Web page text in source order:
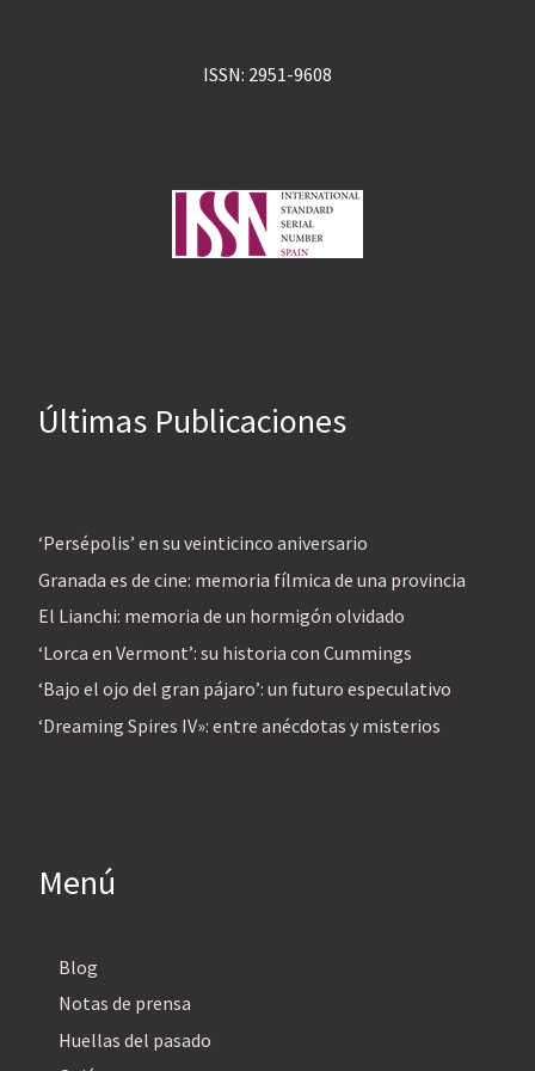
ISSN: 2951-9608
Últimas Publicaciones
‘Persépolis’ en su veinticinco aniversario
Granada es de cine: memoria fílmica de una provincia
El Lianchi: memoria de un hormigón olvidado
‘Lorca en Vermont’: su historia con Cummings
‘Bajo el ojo del gran pájaro’: un futuro especulativo
‘Dreaming Spires IV»: entre anécdotas y misterios
Menú
Blog
Notas de prensa
Huellas del pasado